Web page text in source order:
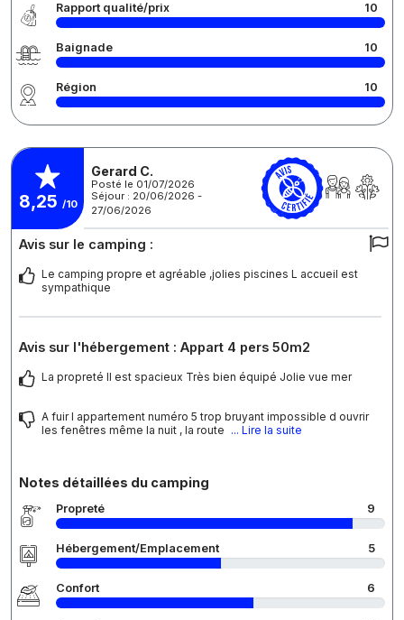
Rapport qualité/prix 10
Baignade 10
Région 10
8,25 /10
Gerard C.
Posté le 01/07/2026
Séjour : 20/06/2026 -
27/06/2026
Avis sur le camping :
Le camping propre et agréable ,jolies piscines L accueil est
sympathique
Avis sur l'hébergement : Appart 4 pers 50m2
La propreté Il est spacieux Très bien équipé Jolie vue mer
A fuir l appartement numéro 5 trop bruyant impossible d ouvrir
les fenêtres même la nuit , la route ... Lire la suite
Notes détaillées du camping
Propreté 9
Hébergement/Emplacement 5
Confort 6